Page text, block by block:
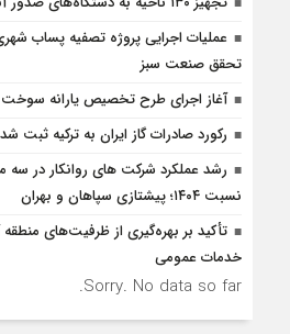
عملیات اجرایی پروژه تصفیه پساب
تحقق صنعت سبز
آغاز اجرای طرح تخصیص یارانه سوخت
رکورد صادرات گاز ایران به ترکیه ثبت شد
نسبت ۱۴۰۴؛ پیشتازی سپاهان و بهران
تأكید بر بهره‌گیری از ظرفیت‌های منطقه
خدمات عمومی
Sorry. No data so far.